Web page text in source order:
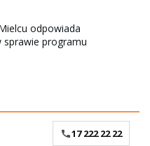
odpowiada
programu
17 222 22 22